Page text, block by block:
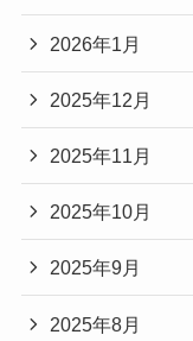
2026年1月
2025年12月
2025年11月
2025年10月
2025年9月
2025年8月